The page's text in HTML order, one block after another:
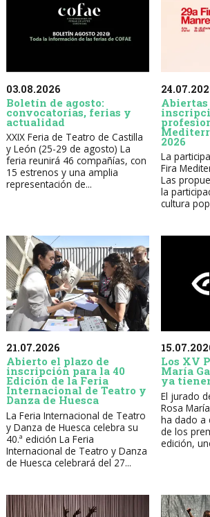
03.08.2026
Boletín de agosto:
convocatorias, ferias y
actualidad
XXIX Feria de Teatro de Castilla
y León (25-29 de agosto) La
feria reunirá 46 compañías, con
15 estrenos y una amplia
representación de...
Abiertas
2026
La
Fira
Las
la
cultura
21.07.2026
Abierto el plazo de
inscripción para la 40
Edición de la Feria
Internacional de Teatro y
Danza de Huesca
La Feria Internacional de Teatro
y Danza de Huesca celebra su
40.ª edición La Feria
Internacional de Teatro y Danza
de Huesca celebrará del 27...
Los XV
María
ya
El jurado
Rosa
ha dado a
de los
edición,